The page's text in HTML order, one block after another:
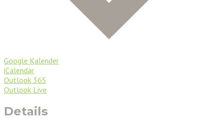
Google Kalender
iCalendar
Outlook 365
Outlook Live
Details